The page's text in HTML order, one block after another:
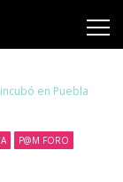
en Puebla
P@M FORO